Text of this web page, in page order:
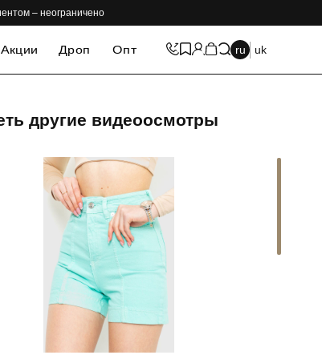
– неограничено
Акции Дроп Опт ru uk
другие видеоосмотры